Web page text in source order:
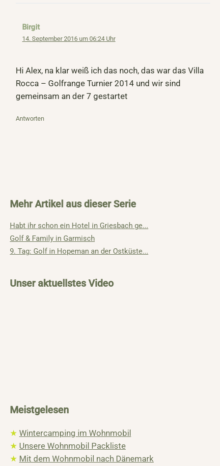
Birgit
14. September 2016 um 06:24 Uhr
Hi Alex, na klar weiß ich das noch, das war das Villa
Rocca – Golfrange Turnier 2014 und wir sind
gemeinsam an der 7 gestartet
Antworten
Mehr Artikel aus dieser Serie
Habt ihr schon ein Hotel in Griesbach ge...
Golf & Family in Garmisch
9. Tag: Golf in Hopeman an der Ostküste...
Unser aktuellstes Video
Meistgelesen
★ Wintercamping im Wohnmobil
★ Unsere Wohnmobil Packliste
★ Mit dem Wohnmobil nach Dänemark